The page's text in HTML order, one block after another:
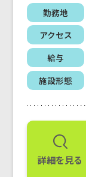
勤務地
アクセス
給与
施設形態
詳細を見る